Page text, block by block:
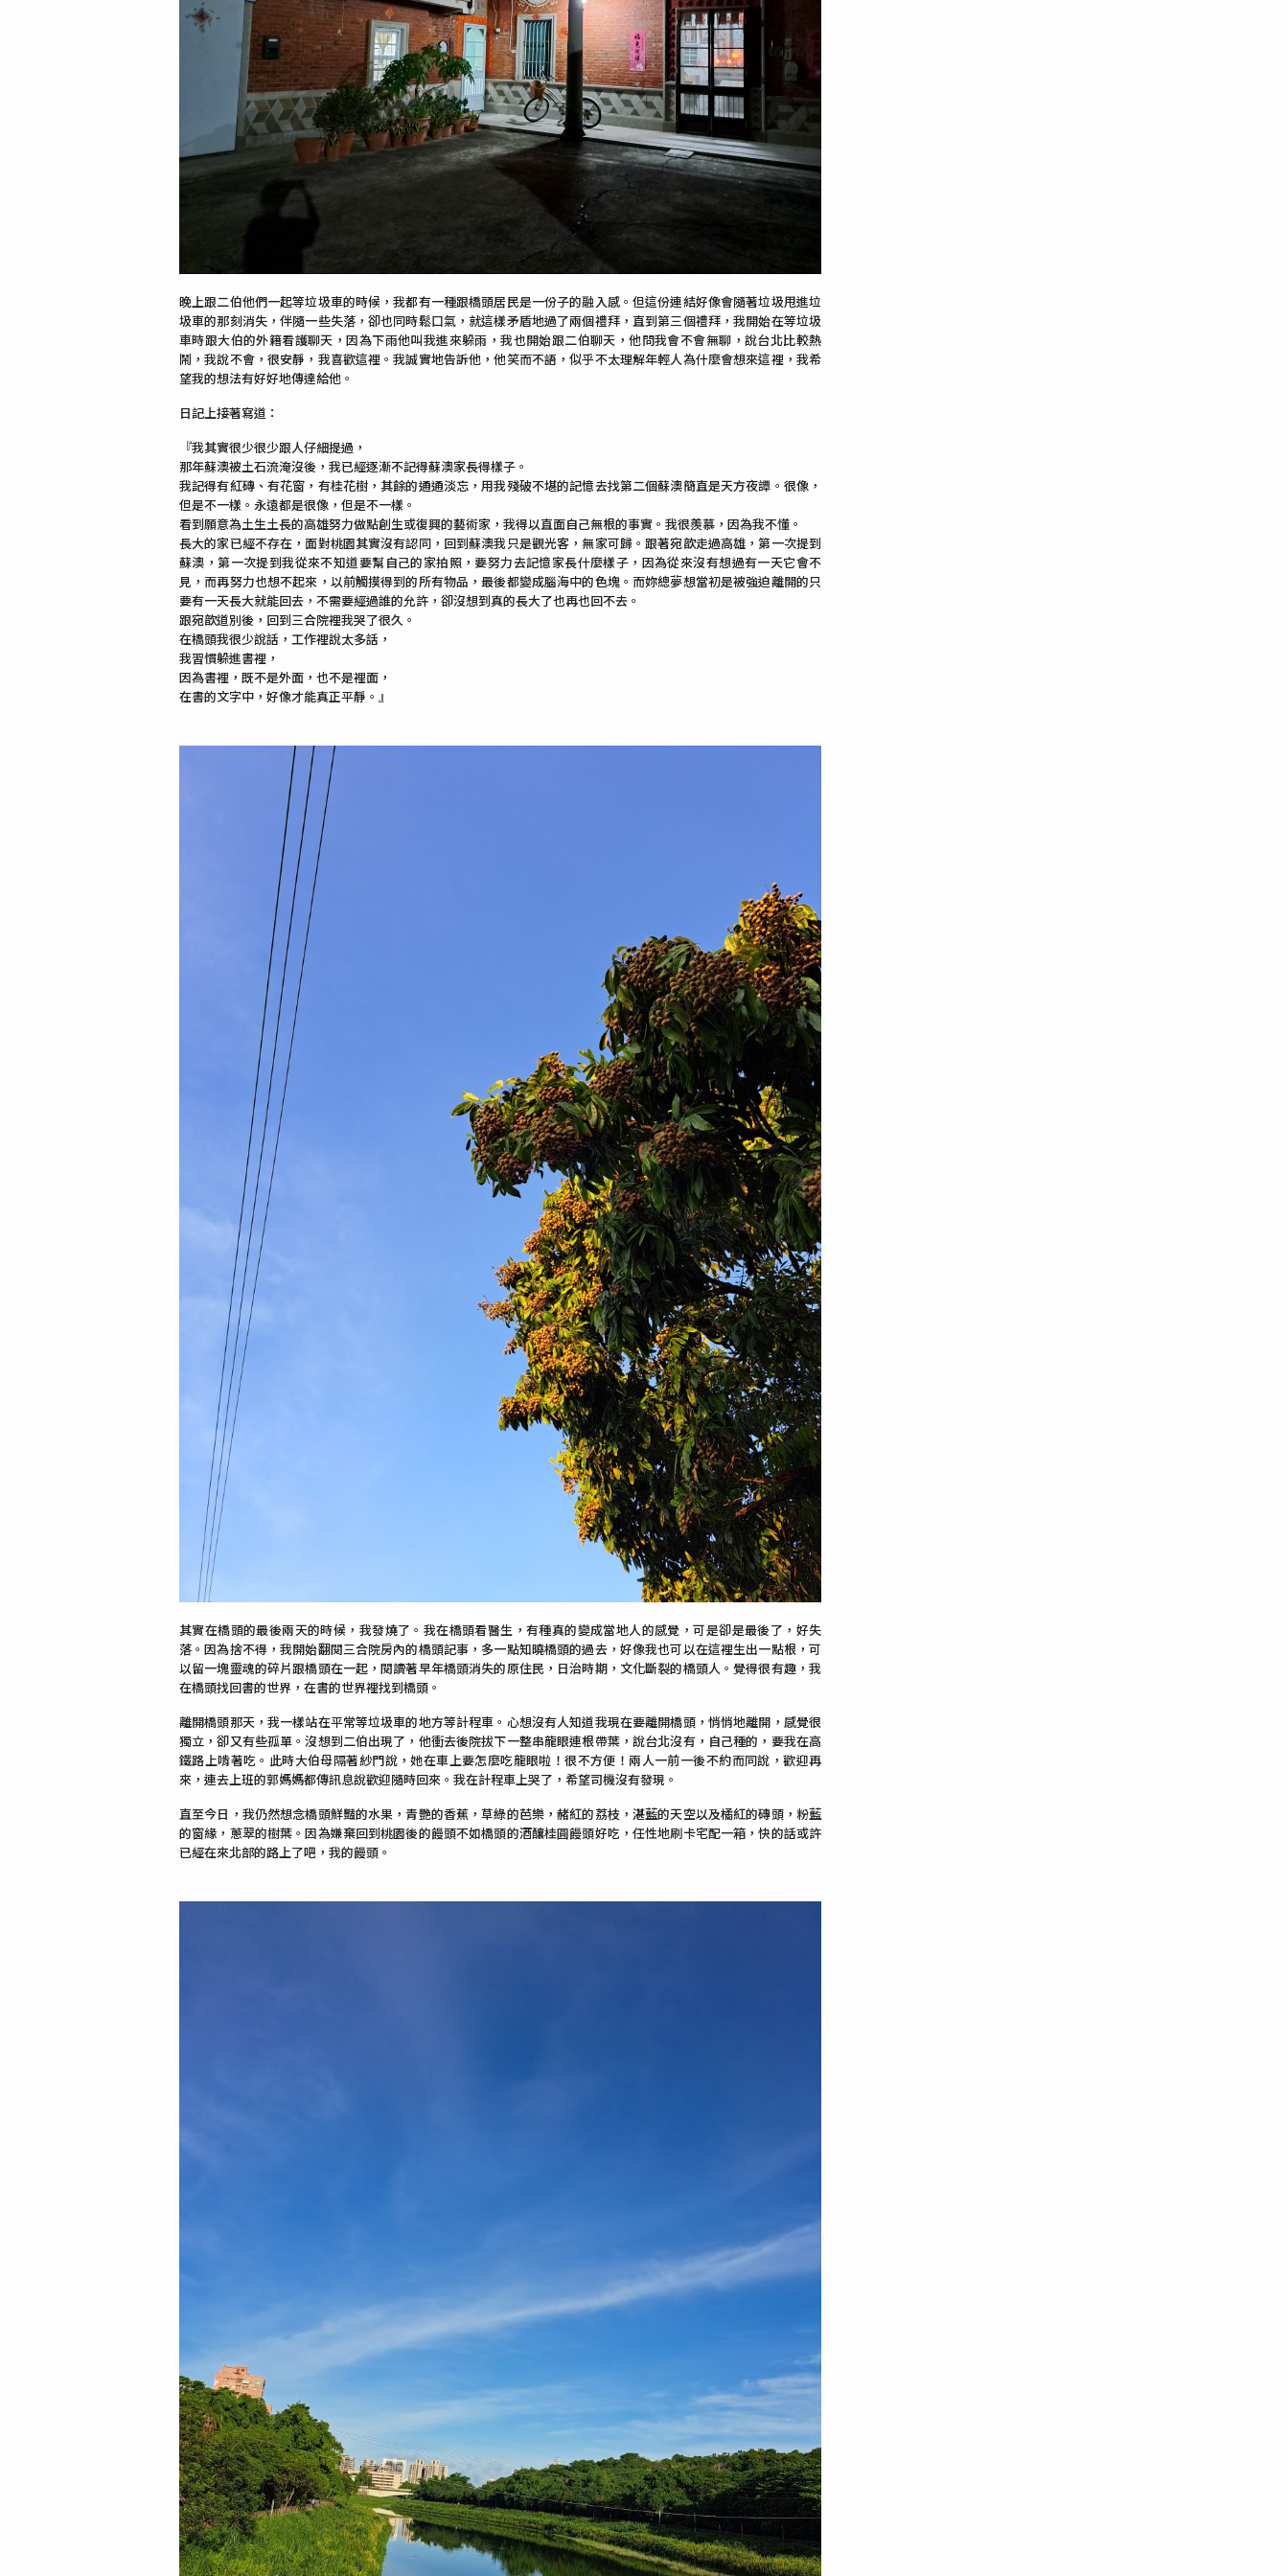
晚上跟二伯他們一起等垃圾車的時候，我都有一種跟橋頭居民是一份子的融入感。但這份連結好像會隨著垃圾甩進垃
圾車的那刻消失，伴隨一些失落，卻也同時鬆口氣，就這樣矛盾地過了兩個禮拜，直到第三個禮拜，我開始在等垃圾
車時跟大伯的外籍看護聊天，因為下雨他叫我進來躲雨，我也開始跟二伯聊天，他問我會不會無聊，說台北比較熱
鬧，我說不會，很安靜，我喜歡這裡。我誠實地告訴他，他笑而不語，似乎不太理解年輕人為什麼會想來這裡，我希
望我的想法有好好地傳達給他。
日記上接著寫道：
『我其實很少很少跟人仔細提過，
那年蘇澳被土石流淹沒後，我已經逐漸不記得蘇澳家長得樣子。
我記得有紅磚、有花窗，有桂花樹，其餘的通通淡忘，用我殘破不堪的記憶去找第二個蘇澳簡直是天方夜譚。很像，
但是不一樣。永遠都是很像，但是不一樣。
看到願意為土生土長的高雄努力做點創生或復興的藝術家，我得以直面自己無根的事實。我很羨慕，因為我不懂。
長大的家已經不存在，面對桃園其實沒有認同，回到蘇澳我只是觀光客，無家可歸。跟著宛歆走過高雄，第一次提到
蘇澳，第一次提到我從來不知道要幫自己的家拍照，要努力去記憶家長什麼樣子，因為從來沒有想過有一天它會不
見，而再努力也想不起來，以前觸摸得到的所有物品，最後都變成腦海中的色塊。而妳總夢想當初是被強迫離開的只
要有一天長大就能回去，不需要經過誰的允許，卻沒想到真的長大了也再也回不去。
跟宛歆道別後，回到三合院裡我哭了很久。
在橋頭我很少說話，工作裡說太多話，
我習慣躲進書裡，
因為書裡，既不是外面，也不是裡面，
在書的文字中，好像才能真正平靜。』
其實在橋頭的最後兩天的時候，我發燒了。我在橋頭看醫生，有種真的變成當地人的感覺，可是卻是最後了，好失
落。因為捨不得，我開始翻閱三合院房內的橋頭記事，多一點知曉橋頭的過去，好像我也可以在這裡生出一點根，可
以留一塊靈魂的碎片跟橋頭在一起，閱讀著早年橋頭消失的原住民，日治時期，文化斷裂的橋頭人。覺得很有趣，我
在橋頭找回書的世界，在書的世界裡找到橋頭。
離開橋頭那天，我一樣站在平常等垃圾車的地方等計程車。心想沒有人知道我現在要離開橋頭，悄悄地離開，感覺很
獨立，卻又有些孤單。沒想到二伯出現了，他衝去後院拔下一整串龍眼連根帶葉，說台北沒有，自己種的，要我在高
鐵路上啃著吃。此時大伯母隔著紗門說，她在車上要怎麼吃龍眼啦！很不方便！兩人一前一後不約而同說，歡迎再
來，連去上班的郭媽媽都傳訊息說歡迎隨時回來。我在計程車上哭了，希望司機沒有發現。
直至今日，我仍然想念橋頭鮮豔的水果，青艷的香蕉，草綠的芭樂，赭紅的荔枝，湛藍的天空以及橘紅的磚頭，粉藍
的窗緣，蔥翠的樹葉。因為嫌棄回到桃園後的饅頭不如橋頭的酒釀桂圓饅頭好吃，任性地刷卡宅配一箱，快的話或許
已經在來北部的路上了吧，我的饅頭。